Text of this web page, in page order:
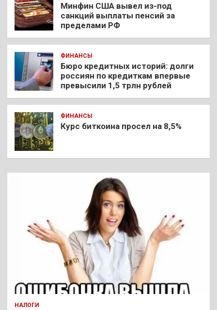
Минфин США вывел из-под
санкций выплаты пенсий за
пределами РФ
ФИНАНСЫ
Бюро кредитных историй: долги
россиян по кредиткам впервые
превысили 1,5 трлн рублей
ФИНАНСЫ
Курс биткоина просел на 8,5%
НАЛОГИ